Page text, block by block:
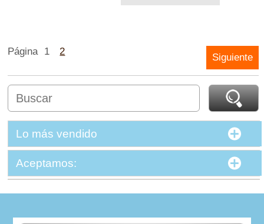
Página 1 2
Siguiente
Lo más vendido
Aceptamos: